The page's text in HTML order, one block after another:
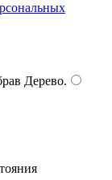
Дерево.